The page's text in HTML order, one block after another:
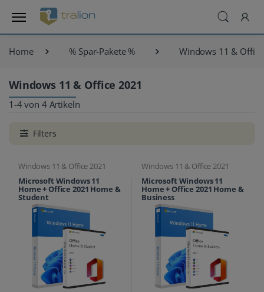
Home % Spar-Pakete % Windows 11 & Office
Windows 11 & Office 2021
1-4 von 4 Artikeln
Filters
Windows 11 & Office 2021
Microsoft Windows 11
Home + Office 2021 Home &
Student
Windows 11 & Office 2021
Microsoft Windows 11
Home + Office 2021 Home &
Business